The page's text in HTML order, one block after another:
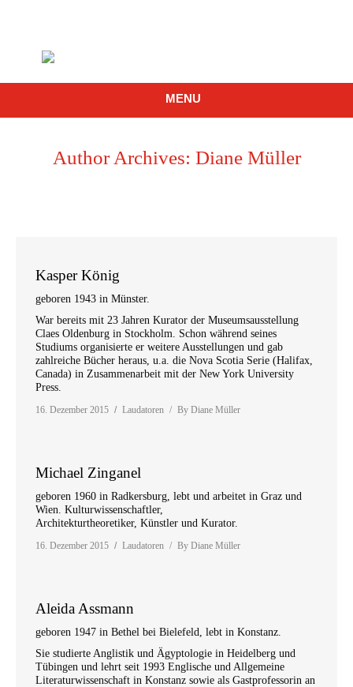
MENU
Author Archives: Diane Müller
Kasper König
geboren 1943 in Münster.
War bereits mit 23 Jahren Kurator der Museumsausstellung
Claes Oldenburg in Stockholm. Schon während seines
Studiums organisierte er weitere Ausstellungen und gab
zahlreiche Bücher heraus, u.a. die Nova Scotia Serie (Halifax,
Canada) in Zusammenarbeit mit der New York University
Press.
16. Dezember 2015 Laudatoren By Diane Müller
Michael Zinganel
geboren 1960 in Radkersburg, lebt und arbeitet in Graz und
Wien. Kulturwissenschaftler,
Architekturtheoretiker, Künstler und Kurator.
16. Dezember 2015 Laudatoren By Diane Müller
Aleida Assmann
geboren 1947 in Bethel bei Bielefeld, lebt in Konstanz.
Sie studierte Anglistik und Ägyptologie in Heidelberg und
Tübingen und lehrt seit 1993 Englische und Allgemeine
Literaturwissenschaft in Konstanz sowie als Gastprofessorin an